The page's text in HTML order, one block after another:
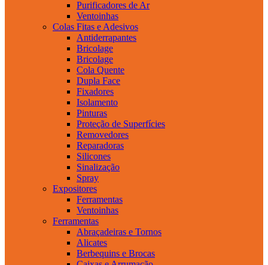
Purificadores de Ar
Ventoinhas
Colas Fitas e Adesivos
Antiderrapantes
Bricolage
Bricolage
Cola Quente
Dupla Face
Fixadores
Isolamento
Pinturas
Proteção de Superfícies
Removedores
Reparadoras
Silicones
Sinalização
Spray
Expositores
Ferramentas
Ventoinhas
Ferramentas
Abraçadeiras e Tornos
Alicates
Berbequins e Brocas